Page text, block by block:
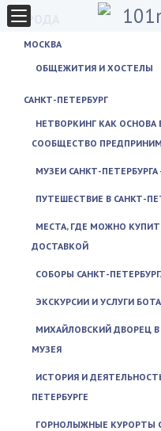
ГОРОДА
МОСКВА
ОБЩЕЖИТИЯ И ХОСТЕЛЫ
САНКТ-ПЕТЕРБУРГ
НЕТВОРКИНГ КАК ОСНОВА
СООБЩЕСТВО
МУЗЕИ САНКТ-
ПУТЕШЕСТВИЕ В САНКТ-
МЕСТА, ГДЕ МОЖНО
ДОСТАВКОЙ
СОБОРЫ САНКТ-
ЭКСКУРСИИ И УСЛУГИ
МИХАЙЛОВСКИЙ ДВОРЕЦ В
МУЗЕЯ
ИСТОРИЯ И
ПЕТЕРБУРГЕ
ГОРНОЛЫЖНЫЕ КУРОРТЫ